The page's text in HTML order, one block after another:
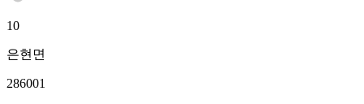
10
은현면
286001